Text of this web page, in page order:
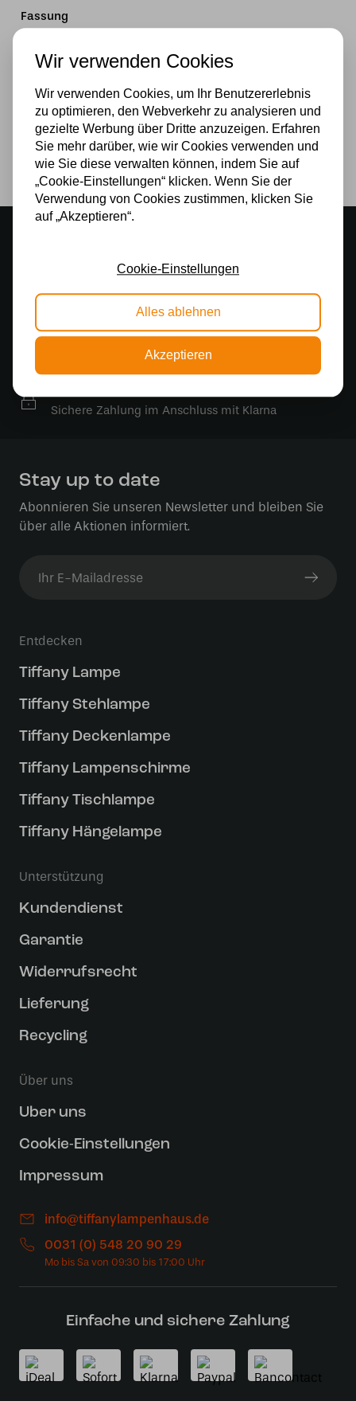
Fassung
Material
Stromversorgung
Lichtquelle
Kostenloser Versand in Deutschland ab 99 €
Kostenlose Lichtquellen
Die Bestellung umfasst die Lichtquelle
Sichere Zahlung im Anschluss mit Klarna
Stay up to date
Abonnieren Sie unseren Newsletter und bleiben Sie
über alle Aktionen informiert.
Entdecken
Tiffany Lampe
Tiffany Stehlampe
Tiffany Deckenlampe
Tiffany Lampenschirme
Tiffany Tischlampe
Tiffany Hängelampe
Unterstützung
Kundendienst
Garantie
Widerrufsrecht
Lieferung
Recycling
Über uns
Uber uns
Cookie-Einstellungen
Impressum
info@tiffanylampenhaus.de
0031 (0) 548 20 90 29
Einfache und sichere Zahlung
Wir verwenden Cookies
Wir verwenden Cookies, um Ihr Benutzererlebnis
zu optimieren, den Webverkehr zu analysieren und
gezielte Werbung über Dritte anzuzeigen. Erfahren
Sie mehr darüber, wie wir Cookies verwenden und
wie Sie diese verwalten können, indem Sie auf
„Cookie-Einstellungen“ klicken. Wenn Sie der
Verwendung von Cookies zustimmen, klicken Sie
auf „Akzeptieren“.
Cookie-Einstellungen
Alles ablehnen
Akzeptieren